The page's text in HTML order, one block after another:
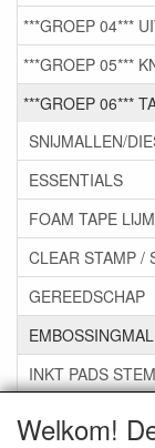
Welkom!
***GROEP 04***
***GROEP 05***
***GROEP 06***
SNIJMALLEN/
ESSENTIALS
FOAM TAPE
CLEAR STAMP /
GEREEDSCHAP
INKT PADS